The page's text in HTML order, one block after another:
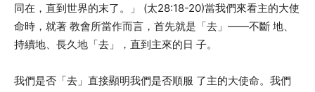
同在，直到世界的末了。」 (太28:18-20)當我們來看主的大使
命時，就著 教會所當作而言，首先就是「去」——不斷 地、
持續地、長久地「去」，直到主來的日 子。
我們是否「去」直接顯明我們是否順服 了主的大使命。我們